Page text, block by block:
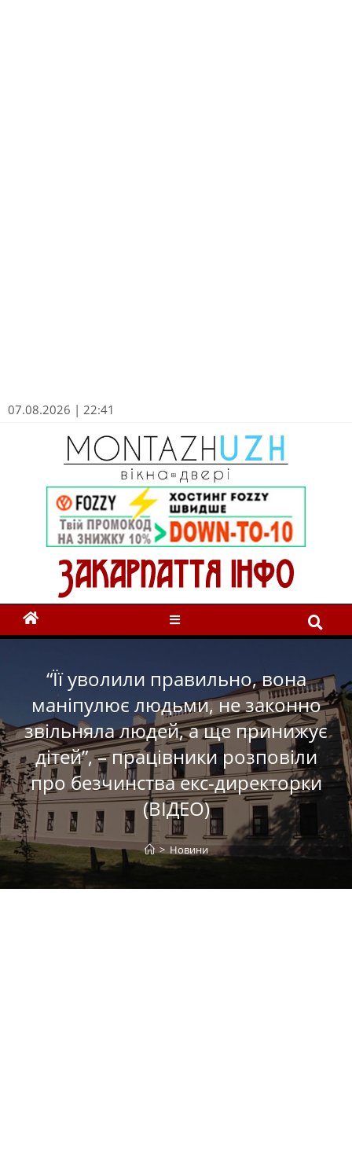
07.08.2026 | 22:41
“Її уволили правильно, вона
маніпулює людьми, не законно
звільняла людей, а ще принижує
дітей”, – працівники розповіли
про безчинства екс-директорки
(ВІДЕО)
> Новини